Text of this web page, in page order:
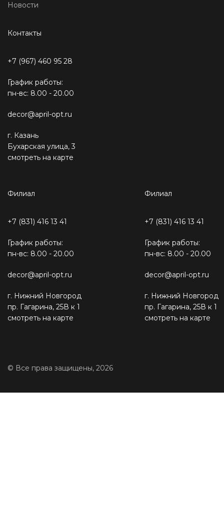
Новости
Контакты
+7 (967) 460 95 28
График работы:
пн-вс: 8.00 - 20.00
decor@april-opt.ru
г. Казань
Бухарская улица, 3
смотреть на карте
Филиал
+7 (831) 416 13 41
График работы:
пн-вс: 8.00 - 20.00
decor@april-opt.ru
г. Нижний Новгород
пр. Гагарина, 25В к 1
смотреть на карте
Филиал
+7 (831) 416 13 41
График работы:
пн-вс: 8.00 - 20.00
decor@april-opt.ru
г. Нижний Новгород
пр. Гагарина, 25В к 1
смотреть на карте
© Все права защищены, 2026